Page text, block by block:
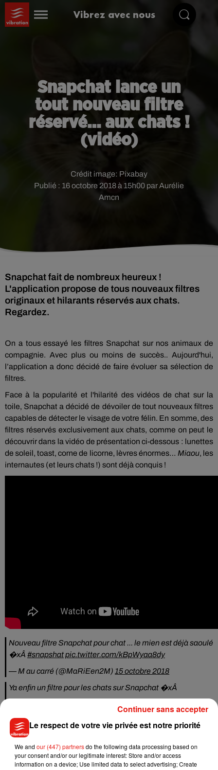
Vibrez avec nous
Snapchat lance un
tout nouveau filtre
réservé… aux chats !
(vidéo)
Publié : 16 octobre 2018 à 15h00 par Aurélie
Amcn
Crédit image: Pixabay
Snapchat fait de nombreux heureux !
L'application propose de tous nouveaux filtres
originaux et hilarants réservés aux chats.
Regardez.
On a tous essayé les filtres Snapchat sur nos animaux de
compagnie. Avec plus ou moins de succès.. Aujourd'hui,
l’application a donc décidé de faire évoluer sa sélection de
filtres.
Face à la popularité et l'hilarité des vidéos de chat sur la
toile, Snapchat a décidé de dévoiler de tout nouveaux filtres
capables de détecter le visage de votre félin. En somme, des
filtres réservés exclusivement aux chats, comme on peut le
découvrir dans la vidéo de présentation ci-dessous : lunettes
de soleil, toast, corne de licorne, lèvres énormes… Miaou, les
internautes (et leurs chats !) sont déjà conquis !
Nouveau filtre Snapchat pour chat ... le mien est déjà saoulé
�xÂ #snapshatpic.twitter.com/kBpWyaa8dy
— M au carré (@MaRiEen2M) 15 octobre 2018
Ya enfin un filtre pour les chats sur Snapchat �xÂ
Meilleure mise à jour Snapchat. On peut faire des Snap
— mowgli (@AalexandraMg)14 octobre 2018
OMG@Snapchatà créé un filtre pour chat, mon chat est
Le respect de votre vie privée est notre priorité
We and our (447) partnersdo the following data processing based on
your consent and/or our legitimate interest: Store and/or access
information on a device; Use limited data to select advertising; Create
Continuer sans accepter